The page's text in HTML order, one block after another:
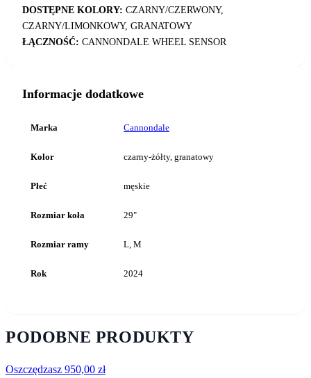
DOSTĘPNE KOLORY: CZARNY/CZERWONY,
CZARNY/LIMONKOWY, GRANATOWY
ŁĄCZNOŚĆ: CANNONDALE WHEEL SENSOR
Informacje dodatkowe
Marka Cannondale
Kolor czarny-żółty, granatowy
Płeć męskie
Rozmiar koła 29"
Rozmiar ramy L, M
Rok 2024
PODOBNE PRODUKTY
Oszczędzasz 950,00 zł